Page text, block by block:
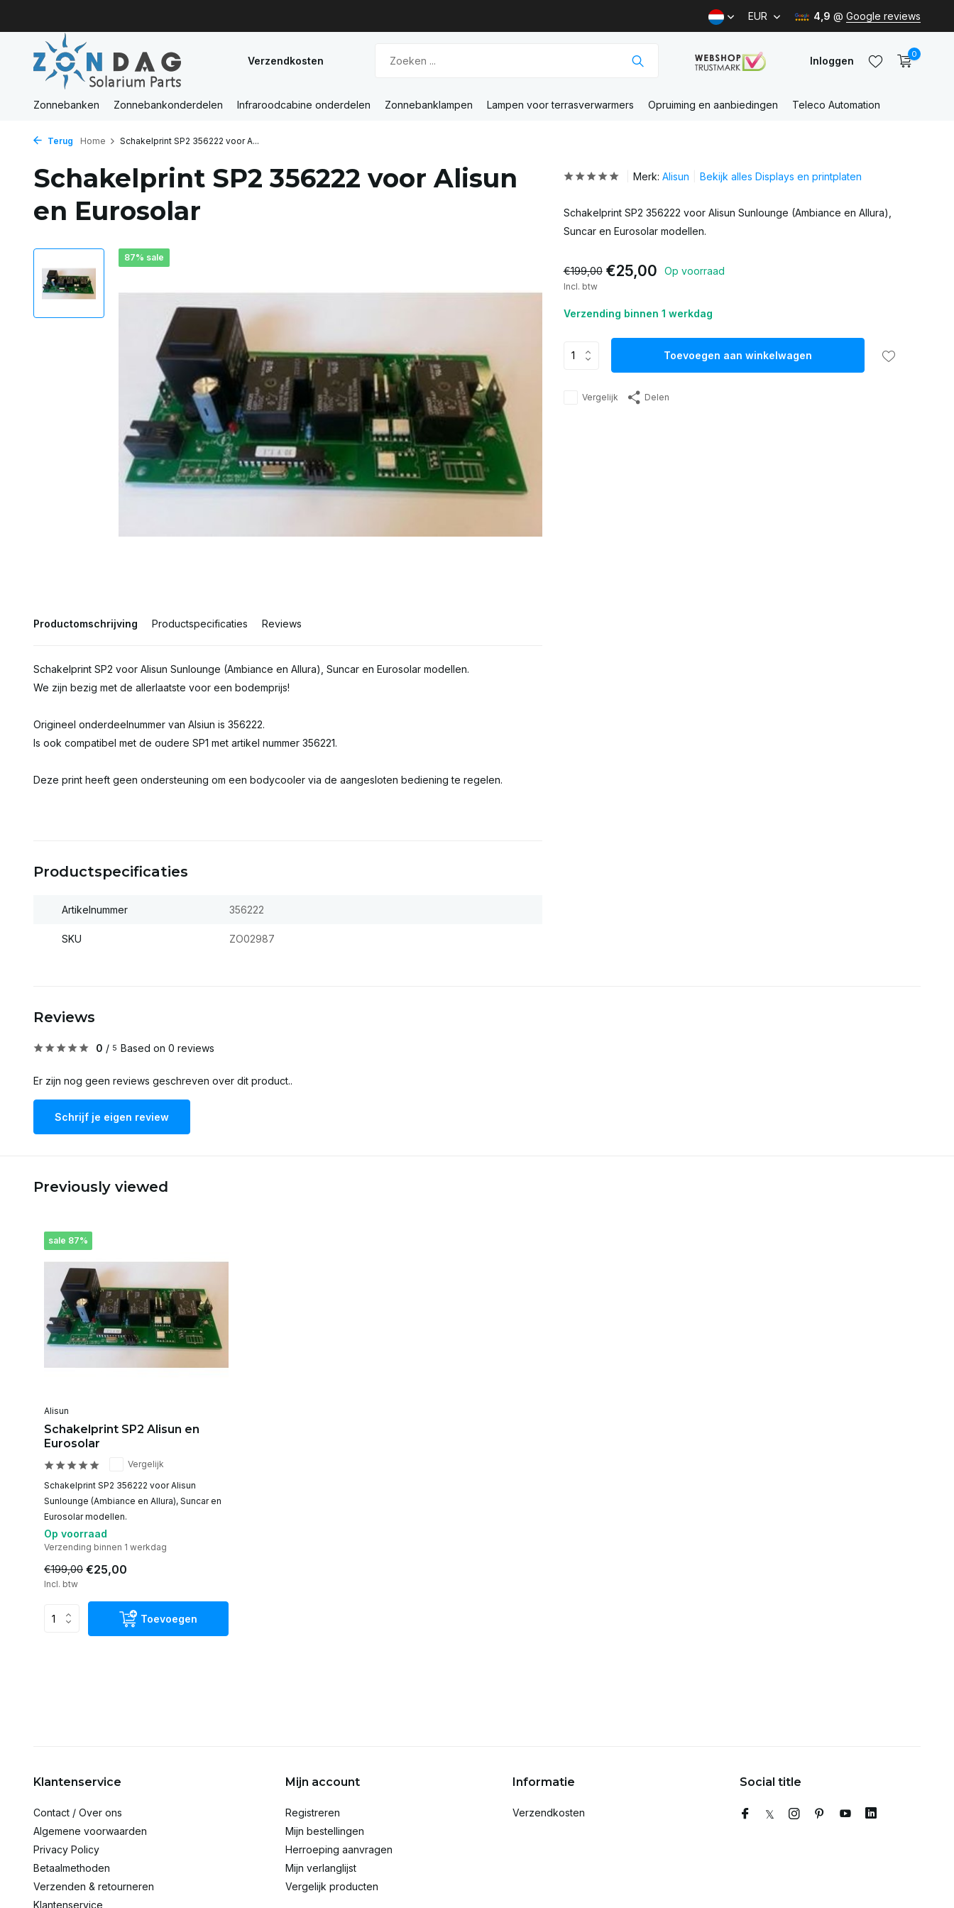
EUR 4,9 @ Google reviews
Verzendkosten Inloggen
Account
0
Zonnebanken Zonnebankonderdelen Infraroodcabine onderdelen Zonnebanklampen Lampen voor terrasverwarmers Opruiming en aanbiedingen Teleco Automation
Terug Home Schakelprint SP2 356222 voor A...
Schakelprint SP2 356222 voor Alisun
en Eurosolar
87% sale
Productomschrijving Productspecificaties Reviews
Schakelprint SP2 voor Alisun Sunlounge (Ambiance en Allura), Suncar en Eurosolar modellen.
We zijn bezig met de allerlaatste voor een bodemprijs!
Origineel onderdeelnummer van Alsiun is 356222.
Is ook compatibel met de oudere SP1 met artikel nummer 356221.
Deze print heeft geen ondersteuning om een bodycooler via de aangesloten bediening te regelen.
Productspecificaties
Artikelnummer 356222
SKU ZO02987
Merk: Alisun Bekijk alles Displays en printplaten
Schakelprint SP2 356222 voor Alisun Sunlounge (Ambiance en Allura),
Suncar en Eurosolar modellen.
€199,00 €25,00 Op voorraad
Incl. btw
Verzending binnen 1 werkdag
Toevoegen aan winkelwagen
Vergelijk Delen
Reviews
0 / 5 Based on 0 reviews
Er zijn nog geen reviews geschreven over dit product..
Schrijf je eigen review
Previously viewed
sale 87%
Alisun
Schakelprint SP2 Alisun en
Eurosolar
Vergelijk
Schakelprint SP2 356222 voor Alisun
Sunlounge (Ambiance en Allura), Suncar en
Eurosolar modellen.
Op voorraad
Verzending binnen 1 werkdag
€199,00 €25,00
Incl. btw
Toevoegen
Klantenservice
Contact / Over ons
Algemene voorwaarden
Privacy Policy
Betaalmethoden
Verzenden & retourneren
Klantenservice
Mijn account
Registreren
Mijn bestellingen
Herroeping aanvragen
Mijn verlanglijst
Vergelijk producten
Informatie
Verzendkosten
Social title